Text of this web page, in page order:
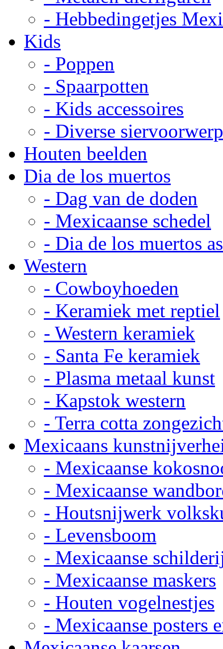
- Hebbedingetjes
Kids
- Poppen
- Spaarpotten
- Kids accessoires
- Diverse
Houten beelden
Dia de los muertos
- Dag van de doden
- Mexicaanse schedel
- Dia de los muertos
Western
- Cowboyhoeden
- Keramiek met reptiel
- Western keramiek
- Santa Fe keramiek
- Plasma metaal kunst
- Kapstok western
- Terra cotta
Mexicaans
- Mexicaanse
- Mexicaanse
- Houtsnijwerk
- Levensboom
- Mexicaanse
- Mexicaanse maskers
- Houten vogelnestjes
- Mexicaanse posters